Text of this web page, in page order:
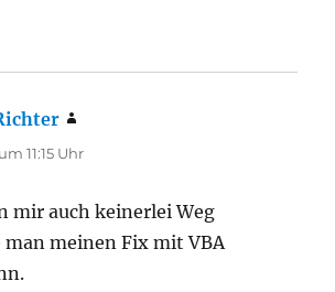
11:15 Uhr
mir auch keinerlei Weg
meinen Fix mit VBA